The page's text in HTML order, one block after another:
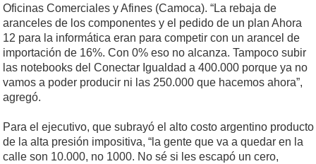
Oficinas Comerciales y Afines (Camoca). “La rebaja de
aranceles de los componentes y el pedido de un plan Ahora
12 para la informática eran para competir con un arancel de
importación de 16%. Con 0% eso no alcanza. Tampoco subir
las notebooks del Conectar Igualdad a 400.000 porque ya no
vamos a poder producir ni las 250.000 que hacemos ahora”,
agregó.
Para el ejecutivo, que subrayó el alto costo argentino producto
de la alta presión impositiva, “la gente que va a quedar en la
calle son 10.000, no 1000. No sé si les escapó un cero,